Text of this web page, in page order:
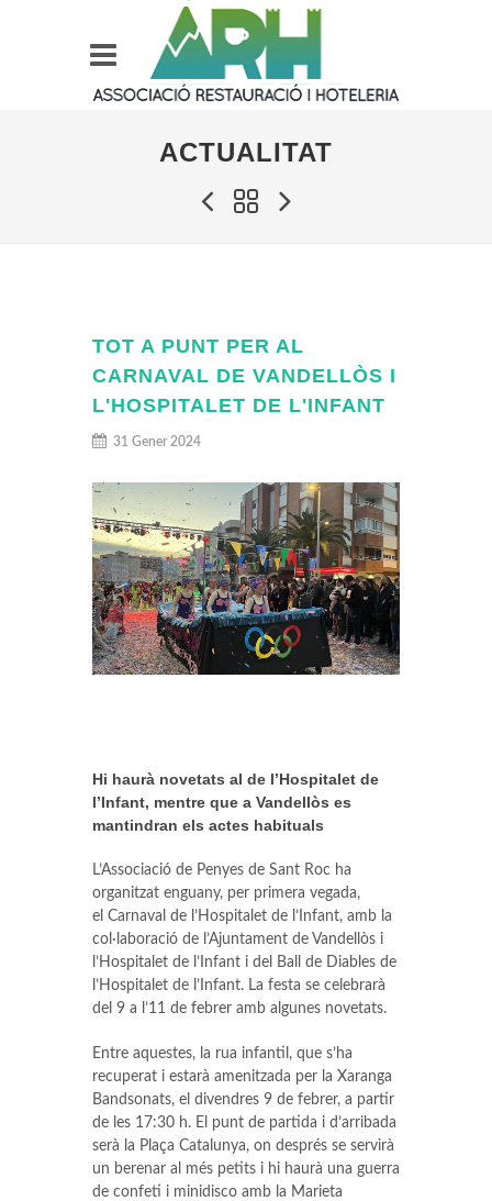
ACTUALITAT
TOT A PUNT PER AL
CARNAVAL DE VANDELLÒS I
L'HOSPITALET DE L'INFANT
31 Gener 2024
Hi haurà novetats al de l’Hospitalet de
l’Infant, mentre que a Vandellòs es
mantindran els actes habituals
L’Associació de Penyes de Sant Roc ha
organitzat enguany, per primera vegada,
el Carnaval de l’Hospitalet de l’Infant, amb la
col·laboració de l’Ajuntament de Vandellòs i
l’Hospitalet de l’Infant i del Ball de Diables de
l’Hospitalet de l’Infant. La festa se celebrarà
del 9 a l’11 de febrer amb algunes novetats.
Entre aquestes, la rua infantil, que s’ha
recuperat i estarà amenitzada per la Xaranga
Bandsonats, el divendres 9 de febrer, a partir
de les 17:30 h. El punt de partida i d’arribada
serà la Plaça Catalunya, on després se servirà
un berenar al més petits i hi haurà una guerra
de confeti i minidisco amb la Marieta